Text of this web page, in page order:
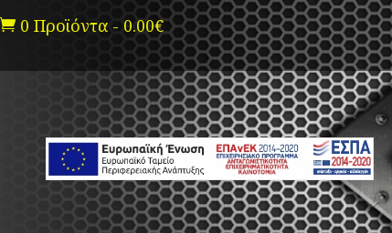
 0 Προϊόντα - 0.00€